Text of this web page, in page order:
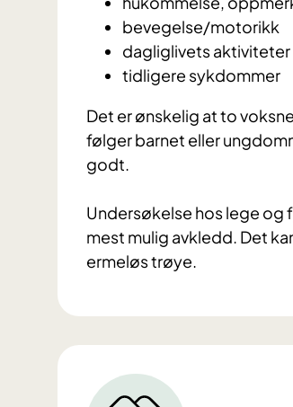
bevegelse/motorikk
dagliglivets aktiviteter
tidligere sykdommer
Det er ønskelig at to
følger barnet eller
godt.
Undersøkelse hos lege
mest mulig avkledd. Det
ermeløs trøye.